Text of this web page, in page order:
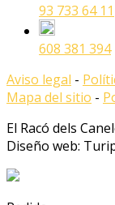
93 733 64 11
608 381 394
Aviso legal -
Mapa del sitio -
El Racó dels
Diseño web: